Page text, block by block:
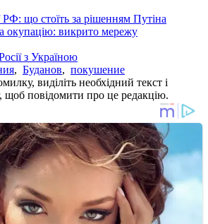
РФ: що стоїть за рішенням Путіна
окупацію: викрито мережу
з Україною
, Буданов, покушение
виділіть необхідний текст і
щоб повідомити про це редакцію.